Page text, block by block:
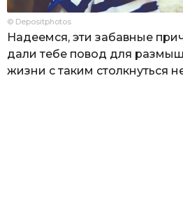
© Depositphotos
Надеемся, эти забавные
дали тебе повод для
жизни с таким столкнуться